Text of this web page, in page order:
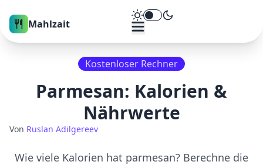
Mahlzait Theme umschalten
Kostenloser Rechner
Parmesan: Kalorien &
Nährwerte
Von Ruslan Adilgereev
Wie viele Kalorien hat parmesan? Berechne die